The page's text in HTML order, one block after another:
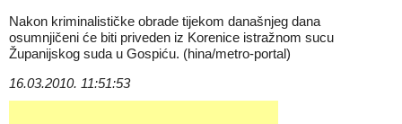
Nakon kriminalističke obrade tijekom današnjeg dana
osumnjičeni će biti priveden iz Korenice istražnom sucu
Županijskog suda u Gospiću. (hina/metro-portal)
16.03.2010. 11:51:53